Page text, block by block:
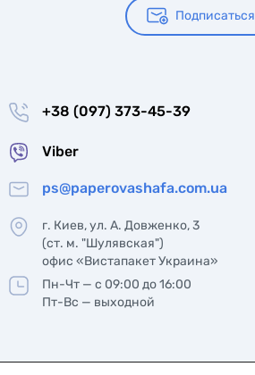
Подписаться
+38 (097) 373-45-39
Viber
ps@paperovashafa.com.ua
г. Киев, ул. А. Довженко, 3
(ст. м. "Шулявская")
офис «Вистапакет Украина»
Пн-Чт — с 09:00 до 16:00
Пт-Вс — выходной